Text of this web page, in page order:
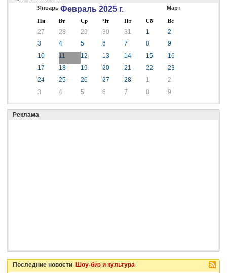
Январь Февраль 2025 г. Март
Пн Вт Ср Чт Пт Сб Вс
27 28 29 30 31 1
2
3
4 5 6 7 8
9
10
11 12 13 14 15
16
17
18 19 20 21 22
23
24
25 26 27 28 1
2
3
4 5 6 7 8 9
Реклама
Последние новости Шоу-биз и культура